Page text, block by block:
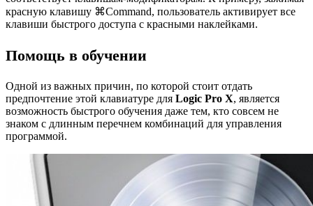
красную клавишу ⌘Command, пользователь активирует все
клавиши быстрого доступа с красными наклейками.
Помощь в обучении
Одной из важных причин, по которой стоит отдать
предпочтение этой клавиатуре для Logic Pro X, является
возможность быстрого обучения даже тем, кто совсем не
знаком с длинным перечнем комбинаций для управления
программой.